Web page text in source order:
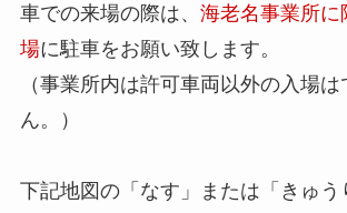
車での来場の際は、 海老名事業所に
場に駐車をお願い致します。
（事業所内は許可車両以外の入場
ん。）
下記地図の「なす」または「きゅう